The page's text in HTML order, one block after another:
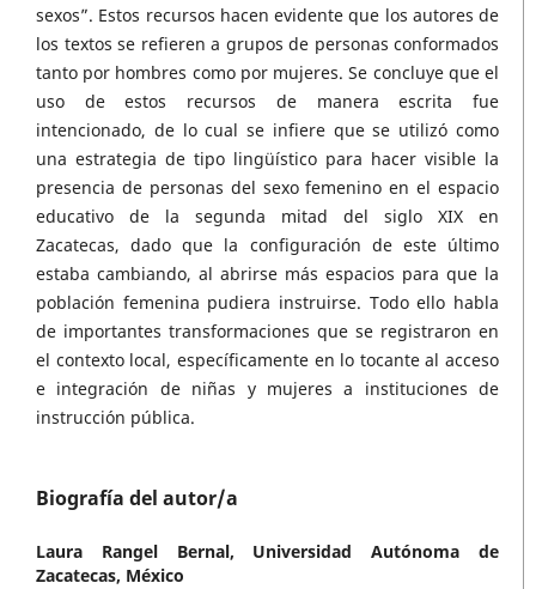
sexos”. Estos recursos hacen evidente que los autores de
los textos se refieren a grupos de personas conformados
tanto por hombres como por mujeres. Se concluye que el
uso de estos recursos de manera escrita fue
intencionado, de lo cual se infiere que se utilizó como
una estrategia de tipo lingüístico para hacer visible la
presencia de personas del sexo femenino en el espacio
educativo de la segunda mitad del siglo XIX en
Zacatecas, dado que la configuración de este último
estaba cambiando, al abrirse más espacios para que la
población femenina pudiera instruirse. Todo ello habla
de importantes transformaciones que se registraron en
el contexto local, específicamente en lo tocante al acceso
e integración de niñas y mujeres a instituciones de
instrucción pública.
Biografía del autor/a
Laura Rangel Bernal, Universidad Autónoma de
Zacatecas, México